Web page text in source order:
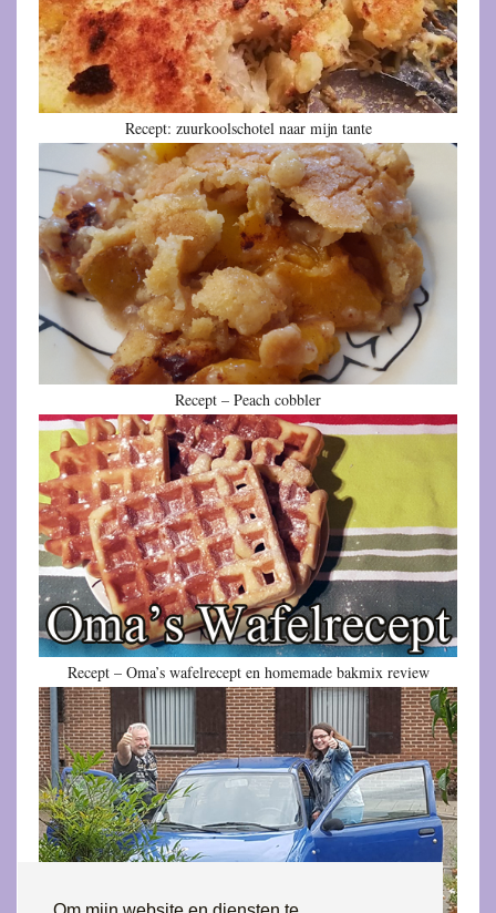
Recept: zuurkoolschotel naar mijn tante
Recept – Peach cobbler
Recept – Oma’s wafelrecept en homemade bakmix review